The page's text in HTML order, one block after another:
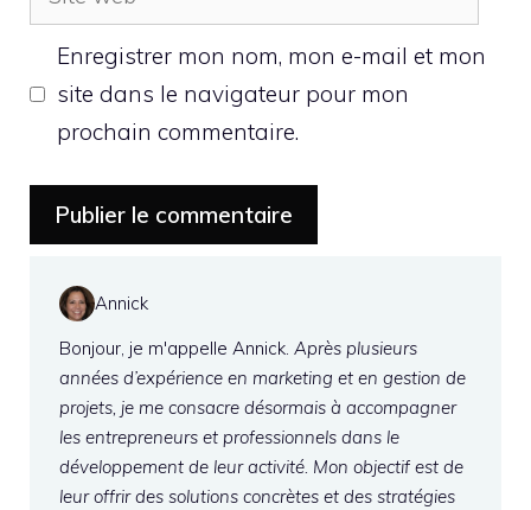
web
Enregistrer mon nom, mon e-mail et mon
site dans le navigateur pour mon
prochain commentaire.
Annick
Bonjour, je m'appelle Annick. Après plusieurs
années d’expérience en marketing et en gestion de
projets, je me consacre désormais à accompagner
les entrepreneurs et professionnels dans le
développement de leur activité. Mon objectif est de
leur offrir des solutions concrètes et des stratégies